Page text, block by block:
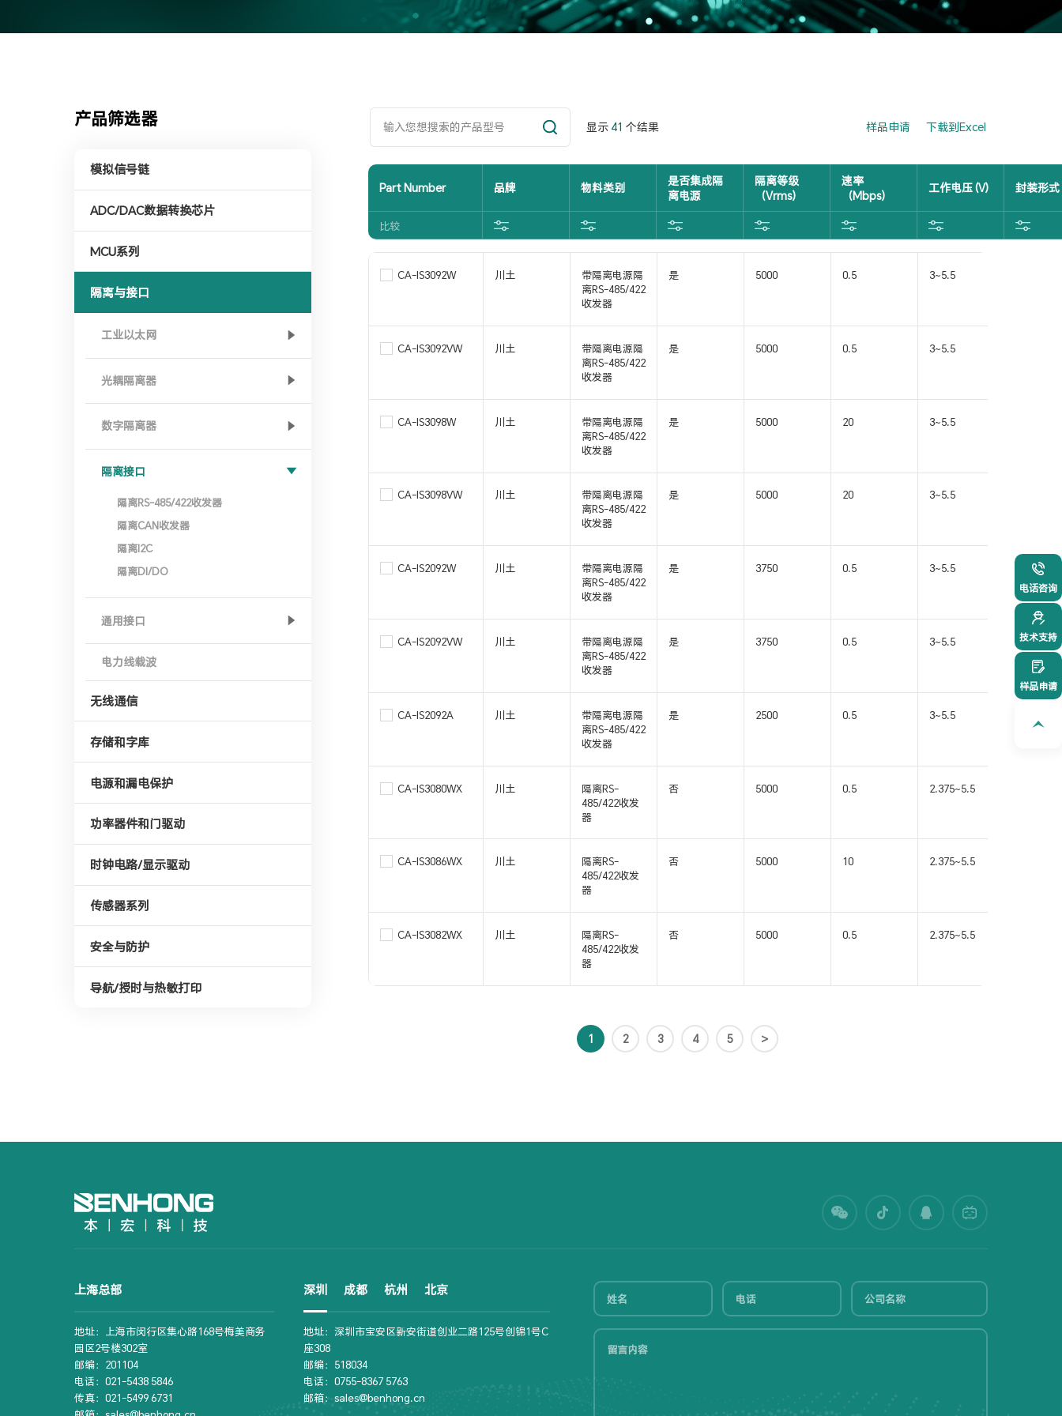
产品筛选器
模拟信号链
ADC/DAC数据转换芯片
MCU系列
隔离与接口
工业以太网
光耦隔离器
数字隔离器
隔离接口
隔离RS-485/422收发器
隔离CAN收发器
隔离I2C
隔离DI/DO
通用接口
电力线载波
无线通信
存储和字库
电源和漏电保护
功率器件和门驱动
时钟电路/显示驱动
传感器系列
安全与防护
导航/授时与热敏打印
显示 41 个结果 样品申请 下载到Excel
Part Number 品牌 物料类别
是否集成隔
离电源
隔离等级
（Vrms)
速率
（Mbps)
工作电压 (V) 封装形式
比较
CA-IS3092W 川土
带隔离电源隔
离RS-485/422
收发器
是 5000 0.5 3~5.5
CA-IS3092VW 川土
带隔离电源隔
离RS-485/422
收发器
是 5000 0.5 3~5.5
CA-IS3098W 川土
带隔离电源隔
离RS-485/422
收发器
是 5000 20 3~5.5
CA-IS3098VW 川土
带隔离电源隔
离RS-485/422
收发器
是 5000 20 3~5.5
CA-IS2092W 川土
带隔离电源隔
离RS-485/422
收发器
是 3750 0.5 3~5.5
SOIC16-
WB(W)
CA-IS2092VW 川土
带隔离电源隔
离RS-485/422
收发器
是 3750 0.5 3~5.5
SOIC16-
WB(W)
CA-IS2092A 川土
带隔离电源隔
离RS-485/422
收发器
是 2500 0.5 3~5.5
CA-IS3080WX 川土
隔离RS-
485/422收发
器
否 5000 0.5 2.375~5.5
CA-IS3086WX 川土
隔离RS-
485/422收发
器
否 5000 10 2.375~5.5
CA-IS3082WX 川土
隔离RS-
485/422收发
器
否 5000 0.5 2.375~5.5
1 2 3 4 5 >
上海总部
地址：上海市闵行区集心路168号梅美商务
园区2号楼302室
邮编：201104
电话：021-5438 5846
传真：021-5499 6731
深圳 成都 杭州 北京
地址：深圳市宝安区新安街道创业二路125号创锦1号C
座308
邮编：518034
电话：0755-8367 5763
邮箱：sales@benhong.cn
电话咨询
021-
技术支持
样品申请